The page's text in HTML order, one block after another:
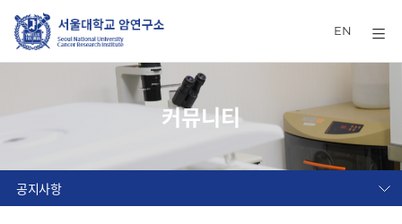
EN
커뮤니티
공지사항